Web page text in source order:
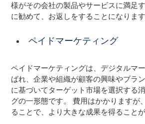
様がその会社の製品やサービスに満足
に勧めて、お返しをすることになります
ペイドマーケティング
ペイドマーケティングは、デジタルマ
ばれ、企業や組織が顧客の興味やブラ
に基づいてターゲット市場を選択する
グの一形態です。 費用はかかりますが
ることで、より大きな成果を得ることが